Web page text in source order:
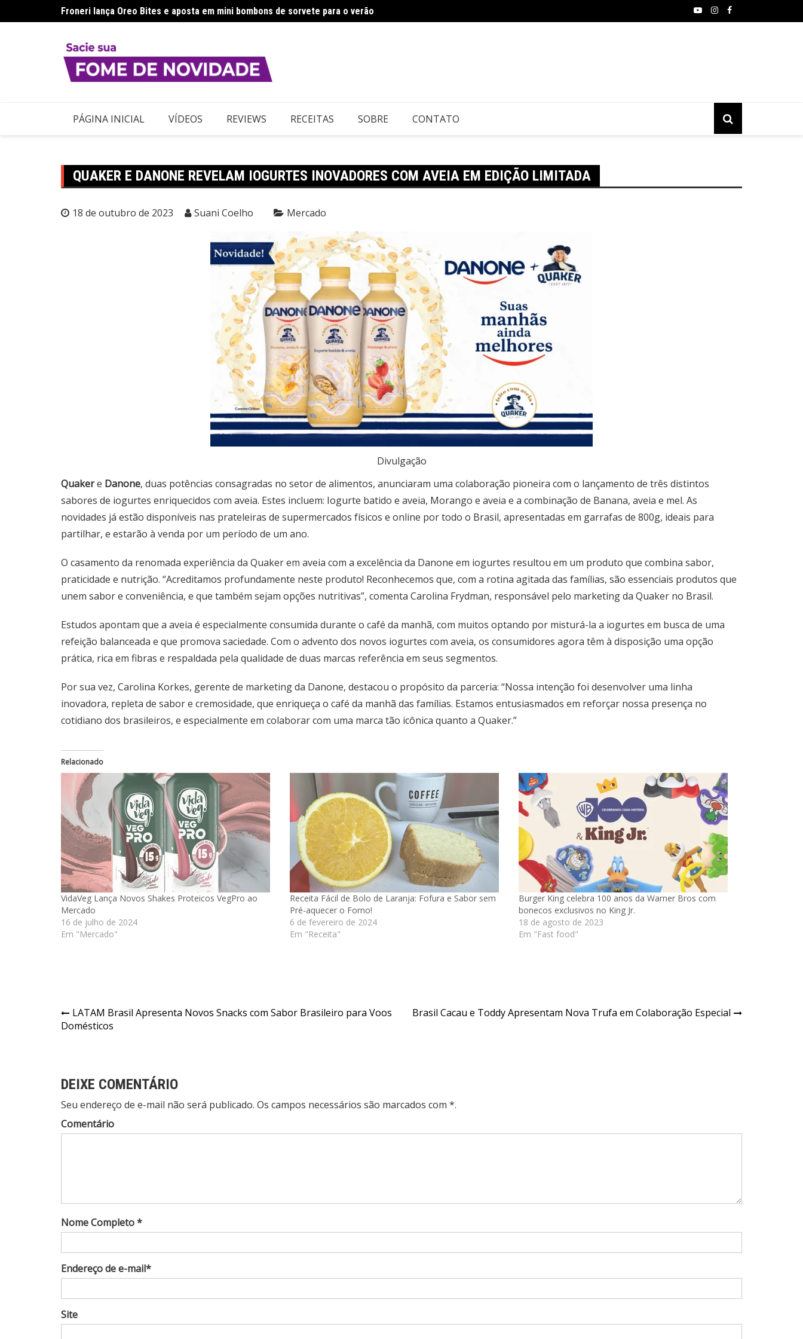
para
Froneri lança Oreo Bites e aposta em mini bombons de sorvete para o verão Ajinomoto do Brasil entra no mercado de congelados com gyoza
PÁGINA INICIAL VÍDEOS REVIEWS RECEITAS SOBRE CONTATO
QUAKER E DANONE REVELAM IOGURTES INOVADORES COM AVEIA EM EDIÇÃO LIMITADA
18 de outubro de 2023 Suani Coelho Mercado
Divulgação
Quakere Danone, duas potências consagradas no setor de alimentos, anunciaram uma colaboração pioneira com o lançamento de três distintos
sabores de iogurtes enriquecidos com aveia. Estes incluem: Iogurte batido e aveia, Morango e aveia e a combinação de Banana, aveia e mel. As
novidades já estão disponíveis nas prateleiras de supermercados físicos e online por todo o Brasil, apresentadas em garrafas de 800g, ideais para
partilhar, e estarão à venda por um período de um ano.
O casamento da renomada experiência da Quaker em aveia com a excelência da Danone em iogurtes resultou em um produto que combina sabor,
praticidade e nutrição. “Acreditamos profundamente neste produto! Reconhecemos que, com a rotina agitada das famílias, são essenciais produtos que
unem sabor e conveniência, e que também sejam opções nutritivas”, comenta Carolina Frydman, responsável pelo marketing da Quaker no Brasil.
Estudos apontam que a aveia é especialmente consumida durante o café da manhã, com muitos optando por misturá-la a iogurtes em busca de uma
refeição balanceada e que promova saciedade. Com o advento dos novos iogurtes com aveia, os consumidores agora têm à disposição uma opção
prática, rica em fibras e respaldada pela qualidade de duas marcas referência em seus segmentos.
Por sua vez, Carolina Korkes, gerente de marketing da Danone, destacou o propósito da parceria: “Nossa intenção foi desenvolver uma linha
inovadora, repleta de sabor e cremosidade, que enriqueça o café da manhã das famílias. Estamos entusiasmados em reforçar nossa presença no
cotidiano dos brasileiros, e especialmente em colaborar com uma marca tão icônica quanto a Quaker.”
Relacionado
VidaVeg Lança Novos Shakes Proteicos VegPro ao
Mercado
16 de julho de 2024
Em "Mercado"
Receita Fácil de Bolo de Laranja: Fofura e Sabor sem
Pré-aquecer o Forno!
6 de fevereiro de 2024
Em "Receita"
Burger King celebra 100 anos da Warner Bros com
bonecos exclusivos no King Jr.
18 de agosto de 2023
Em "Fast food"
Navegação
de
LATAM Brasil Apresenta Novos Snacks com Sabor Brasileiro para Voos
Domésticos
Brasil Cacau e Toddy Apresentam Nova Trufa em Colaboração Especial
DEIXE COMENTÁRIO
Seu endereço de e-mail não será publicado. Os campos necessários são marcados com *.
Comentário
Nome Completo *
Endereço de e-mail*
Site